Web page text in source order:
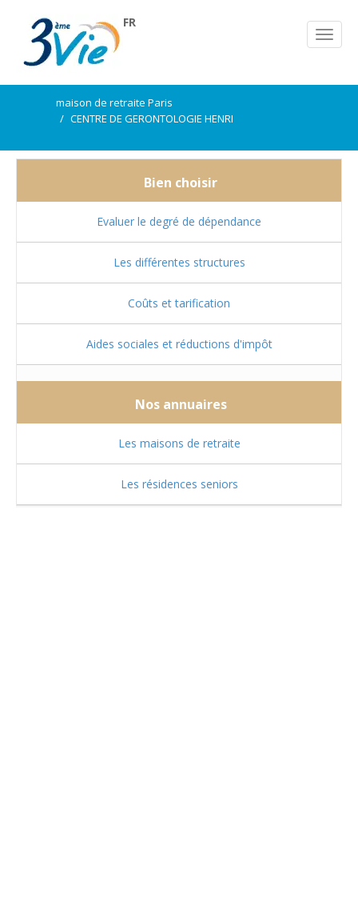
FR
maison de retraite Paris
CENTRE DE GERONTOLOGIE HENRI
Bien choisir
Evaluer le degré de dépendance
Les différentes structures
Coûts et tarification
Aides sociales et réductions d'impôt
Nos annuaires
Les maisons de retraite
Les résidences seniors